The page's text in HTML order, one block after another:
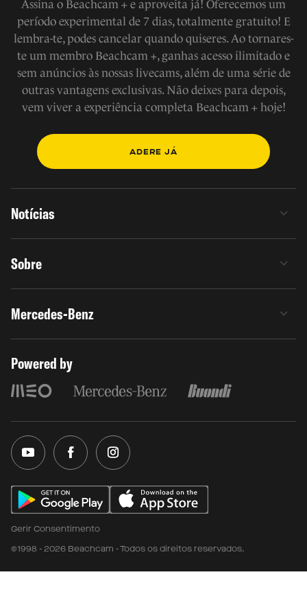
Assina o Beachcam + e aproveita já! Oferecemos um
período experimental de 7 dias, totalmente gratuito! E
lembra-te, podes cancelar quando quiseres. Ao tornares-
te um membro Beachcam +, ganhas acesso ilimitado e
sem anúncios às nossas livecams, além de uma série de
outras vantagens exclusivas. Não deixes para depois,
vem viver a experiência completa Beachcam + hoje!
ADERE JÁ
Notícias
Sobre
Mercedes-Benz
Powered by
Gerir Consentimento
©1998 - 2026 Beachcam - Todos os direitos reservados.